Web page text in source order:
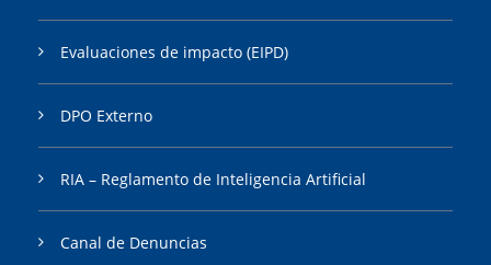
Evaluaciones de impacto (EIPD)
DPO Externo
RIA – Reglamento de Inteligencia Artificial
Canal de Denuncias